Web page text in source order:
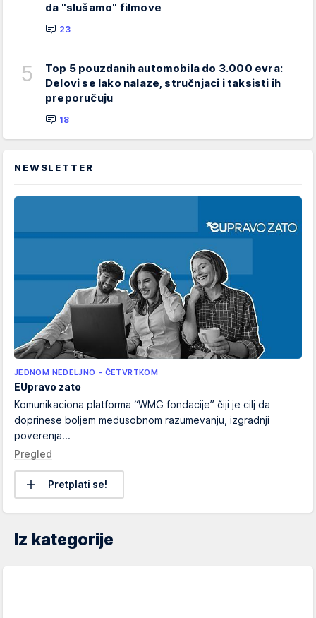
da "slušamo" filmove
23
5
Top 5 pouzdanih automobila do 3.000 evra:
Delovi se lako nalaze, stručnjaci i taksisti ih
preporučuju
18
NEWSLETTER
JEDNOM NEDELJNO - ČETVRTKOM
EUpravo zato
Komunikaciona platforma “WMG fondacije” čiji je cilj da
doprinese boljem međusobnom razumevanju, izgradnji
poverenja...
Pregled
Pretplati se!
Iz kategorije